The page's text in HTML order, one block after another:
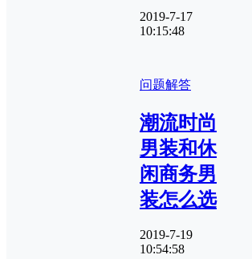
2019-7-17
10:15:48
问题解答
潮流时尚
男装和休
闲商务男
装怎么选
2019-7-19
10:54:58